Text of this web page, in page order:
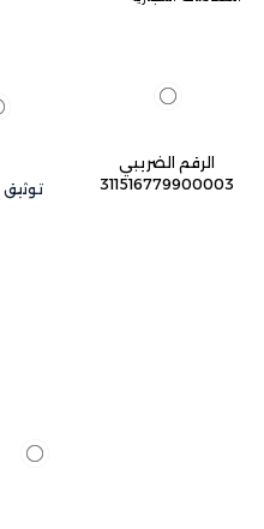
الرقم الضريبي
311516779900003